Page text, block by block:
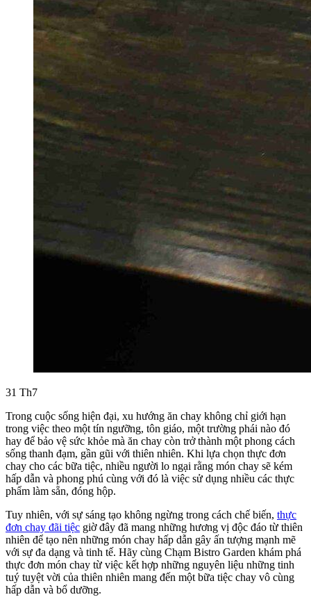
31 Th7
Trong cuộc sống hiện đại, xu hướng ăn chay không chỉ giới hạn
trong việc theo một tín ngưỡng, tôn giáo, một trường phái nào đó
hay để bảo vệ sức khỏe mà ăn chay còn trở thành một phong cách
sống thanh đạm, gần gũi với thiên nhiên. Khi lựa chọn thực đơn
chay cho các bữa tiệc, nhiều người lo ngại rằng món chay sẽ kém
hấp dẫn và phong phú cùng với đó là việc sử dụng nhiều các thực
phẩm làm sẵn, đóng hộp.
Tuy nhiên, với sự sáng tạo không ngừng trong cách chế biến, thực
đơn chay đãi tiệc giờ đây đã mang những hương vị độc đáo từ thiên
nhiên để tạo nên những món chay hấp dẫn gây ấn tượng mạnh mẽ
với sự đa dạng và tinh tế. Hãy cùng Chạm Bistro Garden khám phá
thực đơn món chay từ việc kết hợp những nguyên liệu những tinh
tuý tuyệt vời của thiên nhiên mang đến một bữa tiệc chay vô cùng
hấp dẫn và bổ dưỡng.